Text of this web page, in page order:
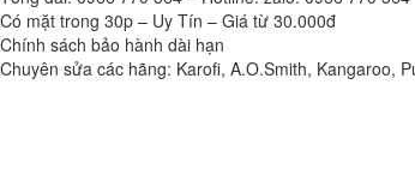
Có mặt trong 30p – Uy Tín – Giá từ 30.000đ
Chính sách bảo hành dài hạn
Chuyên sửa các hãng: Karofi, A.O.Smith, Kangaroo,